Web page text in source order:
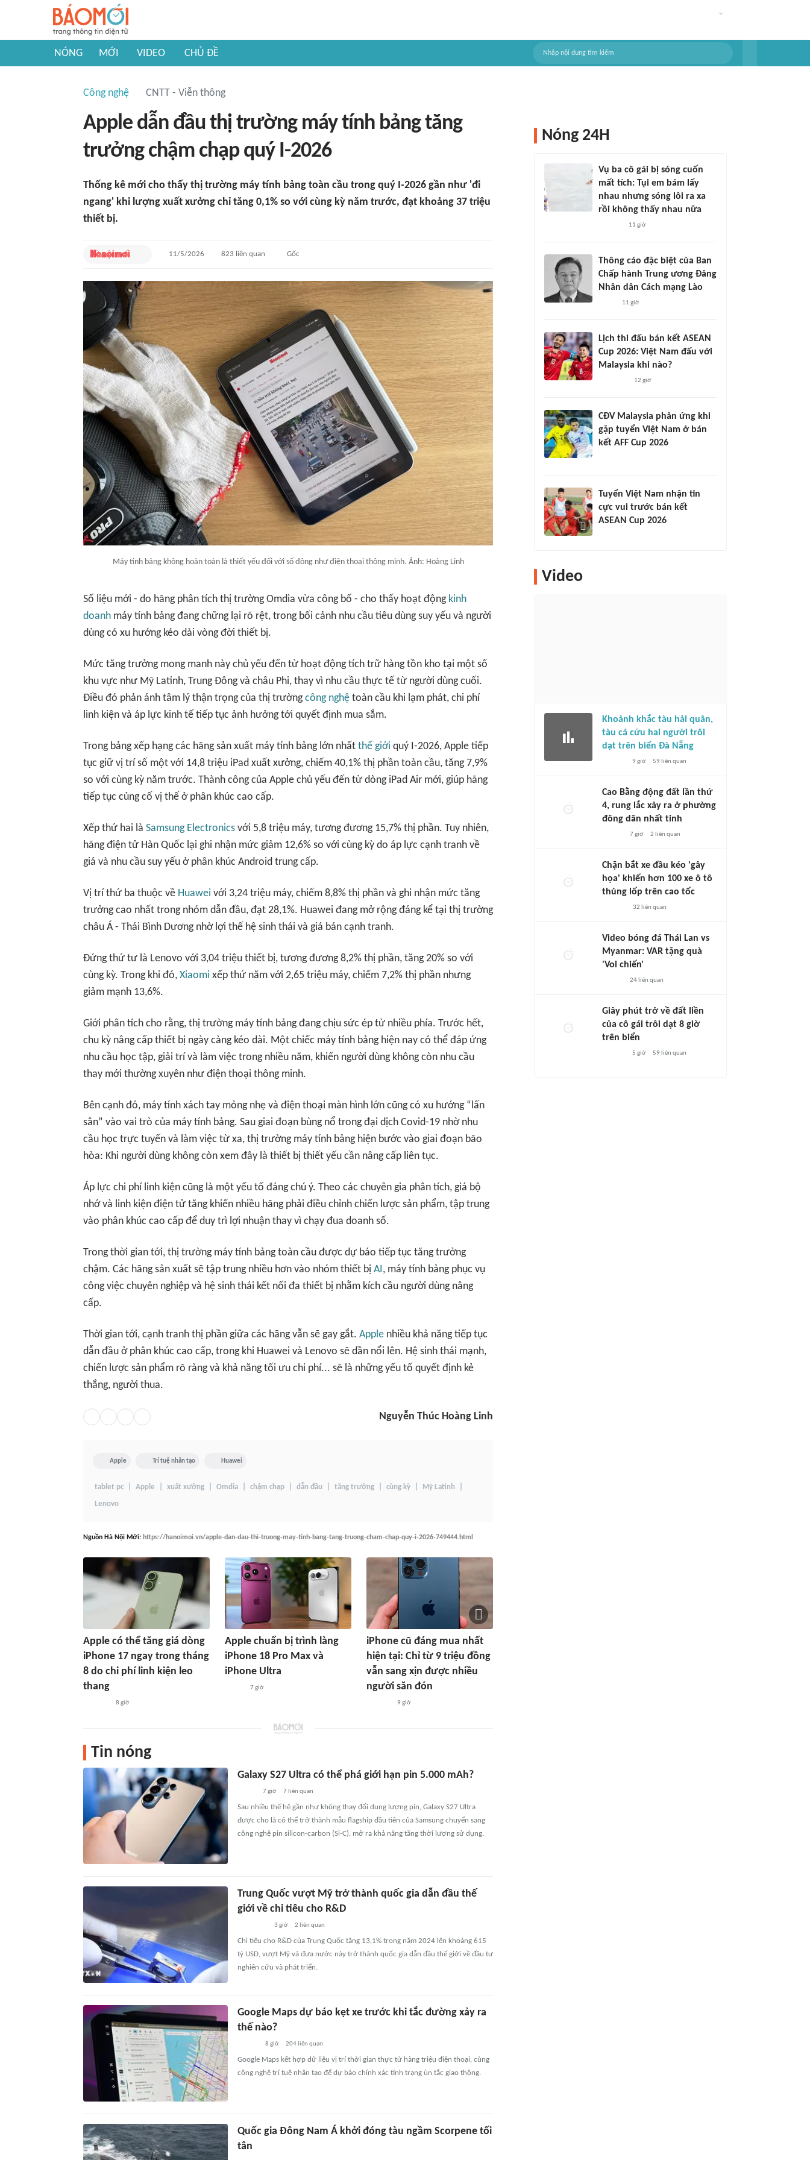
NÓNG MỚI VIDEO CHỦ ĐỀ
Công nghệ CNTT - Viễn thông
Apple dẫn đầu thị trường máy tính bảng tăng
trưởng chậm chạp quý I-2026
Thống kê mới cho thấy thị trường máy tính bảng toàn cầu trong quý I-2026 gần như 'đi
ngang' khi lượng xuất xưởng chỉ tăng 0,1% so với cùng kỳ năm trước, đạt khoảng 37 triệu
thiết bị.
11/5/2026 823 liên quan Gốc
Máy tính bảng không hoàn toàn là thiết yếu đối với số đông như điện thoại thông minh. Ảnh: Hoàng Linh
Số liệu mới - do hãng phân tích thị trường Omdia vừa công bố - cho thấy hoạt động kinh
doanh máy tính bảng đang chững lại rõ rệt, trong bối cảnh nhu cầu tiêu dùng suy yếu và người
dùng có xu hướng kéo dài vòng đời thiết bị.
Mức tăng trưởng mong manh này chủ yếu đến từ hoạt động tích trữ hàng tồn kho tại một số
khu vực như Mỹ Latinh, Trung Đông và châu Phi, thay vì nhu cầu thực tế từ người dùng cuối.
Điều đó phản ánh tâm lý thận trọng của thị trườngcông nghệ toàn cầu khi lạm phát, chi phí
linh kiện và áp lực kinh tế tiếp tục ảnh hưởng tới quyết định mua sắm.
Trong bảng xếp hạng các hãng sản xuất máy tính bảng lớn nhất thế giới quý I-2026, Apple tiếp
tục giữ vị trí số một với 14,8 triệu iPad xuất xưởng, chiếm 40,1% thị phần toàn cầu, tăng 7,9%
so với cùng kỳ năm trước. Thành công của Apple chủ yếu đến từ dòng iPad Air mới, giúp hãng
tiếp tục củng cố vị thế ở phân khúc cao cấp.
Xếp thứ hai là Samsung Electronics với 5,8 triệu máy, tương đương 15,7% thị phần. Tuy nhiên,
hãng điện tử Hàn Quốc lại ghi nhận mức giảm 12,6% so với cùng kỳ do áp lực cạnh tranh về
giá và nhu cầu suy yếu ở phân khúc Android trung cấp.
Vị trí thứ ba thuộc về Huawei với 3,24 triệu máy, chiếm 8,8% thị phần và ghi nhận mức tăng
trưởng cao nhất trong nhóm dẫn đầu, đạt 28,1%. Huawei đang mở rộng đáng kể tại thị trường
châu Á - Thái Bình Dương nhờ lợi thế hệ sinh thái và giá bán cạnh tranh.
Đứng thứ tư là Lenovo với 3,04 triệu thiết bị, tương đương 8,2% thị phần, tăng 20% so với
cùng kỳ. Trong khi đó, Xiaomi xếp thứ năm với 2,65 triệu máy, chiếm 7,2% thị phần nhưng
giảm mạnh 13,6%.
Giới phân tích cho rằng, thị trường máy tính bảng đang chịu sức ép từ nhiều phía. Trước hết,
chu kỳ nâng cấp thiết bị ngày càng kéo dài. Một chiếc máy tính bảng hiện nay có thể đáp ứng
nhu cầu học tập, giải trí và làm việc trong nhiều năm, khiến người dùng không còn nhu cầu
thay mới thường xuyên như điện thoại thông minh.
Bên cạnh đó, máy tính xách tay mỏng nhẹ và điện thoại màn hình lớn cũng có xu hướng “lấn
sân” vào vai trò của máy tính bảng. Sau giai đoạn bùng nổ trong đại dịch Covid-19 nhờ nhu
cầu học trực tuyến và làm việc từ xa, thị trường máy tính bảng hiện bước vào giai đoạn bão
hòa: Khi người dùng không còn xem đây là thiết bị thiết yếu cần nâng cấp liên tục.
Áp lực chi phí linh kiện cũng là một yếu tố đáng chú ý. Theo các chuyên gia phân tích, giá bộ
nhớ và linh kiện điện tử tăng khiến nhiều hãng phải điều chỉnh chiến lược sản phẩm, tập trung
vào phân khúc cao cấp để duy trì lợi nhuận thay vì chạy đua doanh số.
Trong thời gian tới, thị trường máy tính bảng toàn cầu được dự báo tiếp tục tăng trưởng
chậm. Các hãng sản xuất sẽ tập trung nhiều hơn vào nhóm thiết bị AI, máy tính bảng phục vụ
công việc chuyên nghiệp và hệ sinh thái kết nối đa thiết bị nhằm kích cầu người dùng nâng
cấp.
Thời gian tới, cạnh tranh thị phần giữa các hãng vẫn sẽ gay gắt. Apple nhiều khả năng tiếp tục
dẫn đầu ở phân khúc cao cấp, trong khi Huawei và Lenovo sẽ dần nổi lên. Hệ sinh thái mạnh,
chiến lược sản phẩm rõ ràng và khả năng tối ưu chi phí... sẽ là những yếu tố quyết định kẻ
thắng, người thua.
Nguyễn Thúc Hoàng Linh
Apple Trí tuệ nhân tạo Huawei
tablet pc Apple xuất xưởng Omdia chậm chạp dẫn đầu tăng trưởng cùng kỳ Mỹ Latinh
Lenovo
Nguồn Hà Nội Mới: https://hanoimoi.vn/apple-dan-dau-thi-truong-may-tinh-bang-tang-truong-cham-chap-quy-i-2026-749444.html
Apple có thể tăng giá dòng
iPhone 17 ngay trong tháng
8 do chi phí linh kiện leo
thang
8 giờ
Apple chuẩn bị trình làng
iPhone 18 Pro Max và
iPhone Ultra
7 giờ
iPhone cũ đáng mua nhất
hiện tại: Chỉ từ 9 triệu đồng
vẫn sang xịn được nhiều
người săn đón
9 giờ
Tin nóng
Galaxy S27 Ultra có thể phá giới hạn pin 5.000 mAh?
7 giờ 7 liên quan
Sau nhiều thế hệ gần như không thay đổi dung lượng pin, Galaxy S27 Ultra
được cho là có thể trở thành mẫu flagship đầu tiên của Samsung chuyển sang
công nghệ pin silicon-carbon (Si-C), mở ra khả năng tăng thời lượng sử dụng.
Trung Quốc vượt Mỹ trở thành quốc gia dẫn đầu thế
giới về chi tiêu cho R&D
3 giờ 2 liên quan
Chi tiêu cho R&D của Trung Quốc tăng 13,1% trong năm 2024 lên khoảng 615
tỷ USD, vượt Mỹ và đưa nước này trở thành quốc gia dẫn đầu thế giới về đầu tư
nghiên cứu và phát triển.
Google Maps dự báo kẹt xe trước khi tắc đường xảy ra
thế nào?
8 giờ 204liên quan
Google Maps kết hợp dữ liệu vị trí thời gian thực từ hàng triệu điện thoại, cùng
công nghệ trí tuệ nhân tạo để dự báo chính xác tình trạng ùn tắc giao thông.
Quốc gia Đông Nam Á khởi đóng tàu ngầm Scorpene tối
tân
Nóng 24H
Vụ ba cô gái bị sóng cuốn
mất tích: Tụi em bám lấy
nhau nhưng sóng lôi ra xa
rồi không thấy nhau nữa
11 giờ
Thông cáo đặc biệt của Ban
Chấp hành Trung ương Đảng
Nhân dân Cách mạng Lào
11 giờ
Lịch thi đấu bán kết ASEAN
Cup 2026: Việt Nam đấu với
Malaysia khi nào?
12 giờ
CĐV Malaysia phản ứng khi
gặp tuyển Việt Nam ở bán
kết AFF Cup 2026
Tuyển Việt Nam nhận tin
cực vui trước bán kết
ASEAN Cup 2026
Video
Khoảnh khắc tàu hải quân,
tàu cá cứu hai người trôi
dạt trên biển Đà Nẵng
9 giờ 59 liên quan
Cao Bằng động đất lần thứ
4, rung lắc xảy ra ở phường
đông dân nhất tỉnh
7 giờ 2 liên quan
Chặn bắt xe đầu kéo 'gây
họa' khiến hơn 100 xe ô tô
thủng lốp trên cao tốc
32 liên quan
Video bóng đá Thái Lan vs
Myanmar: VAR tặng quà
'Voi chiến'
24liên quan
Giây phút trở về đất liền
của cô gái trôi dạt 8 giờ
trên biển
5 giờ 59 liên quan